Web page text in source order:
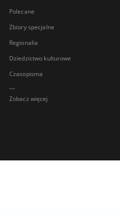
Polecane
Zbiory specjalne
Regionalia
Dziedzictwo kulturowe
Czasopisma
...
Zobacz więcej